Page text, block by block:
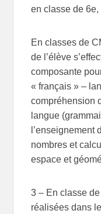
en classe de 6e,
En classes de
de l’élève
composante
« français » –
compréhension
langue
l’enseignement
nombres et
espace et
3 – En classe
réalisées dans